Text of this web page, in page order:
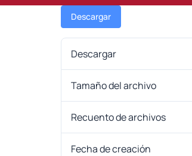
Descargar
Descargar
Tamaño del archivo
Recuento de archivos
Fecha de creación